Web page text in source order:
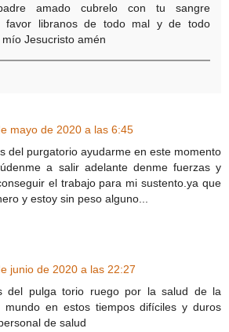
amado cubrelo con tu sangre
favor libranos de todo mal y de todo
Jesucristo amén
mayo de 2020 a las 6:45
del purgatorio ayudarme en este momento
a salir adelante denme fuerzas y
el trabajo para mi sustento.ya que
y estoy sin peso alguno...
junio de 2020 a las 22:27
del pulga torio ruego por la salud de la
en estos tiempos difíciles y duros
de salud